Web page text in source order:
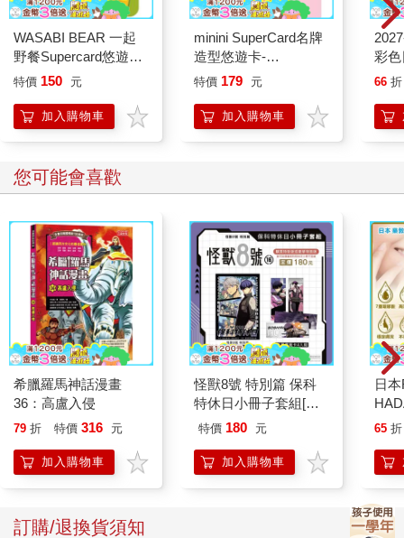
WASABI BEAR 一起
野餐Supercard悠遊卡-
黃芥末熊【受託代銷】
特價 150 元
加入購物車
minini SuperCard名牌
造型悠遊卡-
chonini【受託代銷】
特價 179 元
加入購物車
彩
66 折
您可能會喜歡
希臘羅馬神話漫畫
36：高盧入侵
79 折 特價 316 元
加入購物車
怪獸8號 特別篇 保科
特休日小冊子套組[限
加購]
特價 180 元
加入購物車
日
金
臉
65 折
訂購/退換貨須知